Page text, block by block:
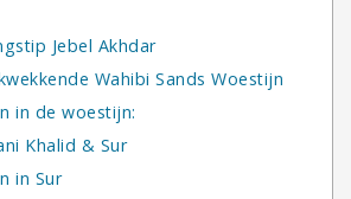
Jebel Akhdar
Wahibi Sands Woestijn
in de woestijn:
Khalid & Sur
in Sur